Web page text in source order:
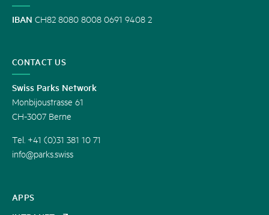
APPS
IBAN CH82 8080 8008 0691 9408 2
CONTACT US
Swiss Parks Network
Monbijoustrasse 61
CH-3007 Berne
Tel. +41 (0)31 381 10 71
info@parks.swiss